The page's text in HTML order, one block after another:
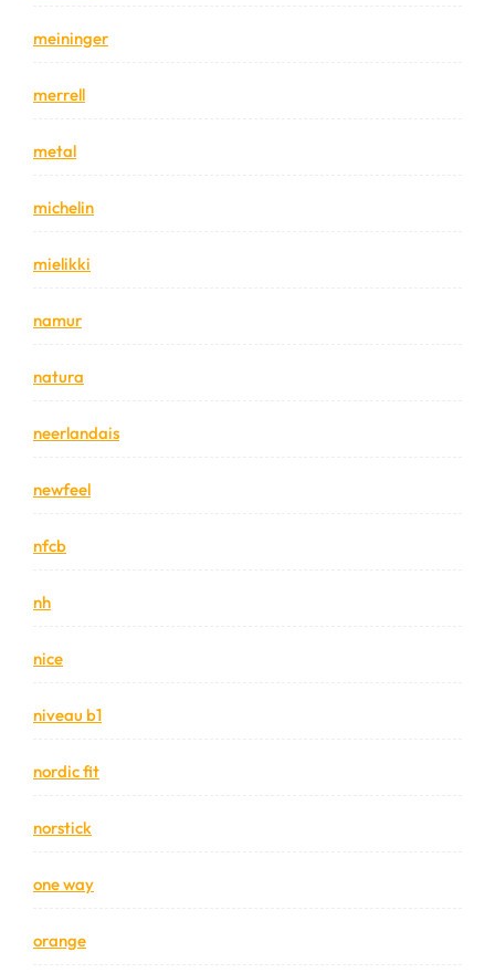
meininger
merrell
metal
michelin
mielikki
namur
natura
neerlandais
newfeel
nfcb
nh
nice
niveau b1
nordic fit
norstick
one way
orange